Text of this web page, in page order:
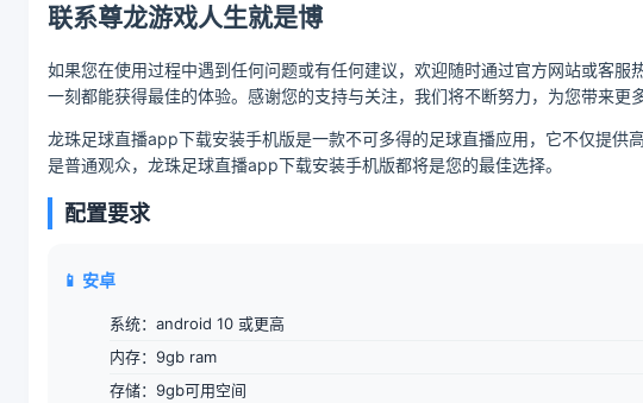
联系尊龙游戏人生就是博
如果您在使用过程中遇到任何问题或有任何建议，欢迎随时通过官方网站或客
一刻都能获得最佳的体验。感谢您的支持与关注，我们将不断努力，为您带来更
龙珠足球直播app下载安装手机版是一款不可多得的足球直播应用，它不仅提
是普通观众，龙珠足球直播app下载安装手机版都将是您的最佳选择。
配置要求
📱 安卓
系统：android 10 或更高
内存：9gb ram
存储：9gb可用空间